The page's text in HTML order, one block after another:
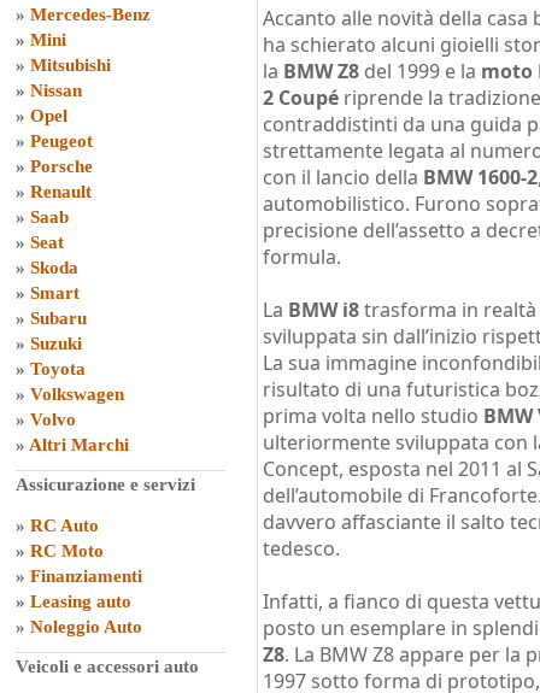
» Mercedes-Benz
» Mini
» Mitsubishi
» Nissan
» Opel
» Peugeot
» Porsche
» Renault
» Saab
» Seat
» Skoda
» Smart
» Subaru
» Suzuki
» Toyota
» Volkswagen
» Volvo
» Altri Marchi
Assicurazione e servizi
» RC Auto
» RC Moto
» Finanziamenti
» Leasing auto
» Noleggio Auto
Veicoli e accessori auto
Accanto alle novità della casa
ha schierato alcuni gioielli
la BMW Z8 del 1999 e la moto
2 Coupé riprende la
contraddistinti da una guida
strettamente legata al
con il lancio della BMW 1600-2
automobilistico. Furono
precisione dell’assetto a
formula.
La BMW i8trasforma in realtà
sviluppata sin dall’inizio
La sua immagine
risultato di una futuristica
prima volta nello studio
ulteriormente sviluppata con
Concept, esposta nel 2011 al
dell’automobile di
davvero affasciante il salto
tedesco.
Infatti, a fianco di questa
posto un esemplare in
Z8. La BMW Z8 appare per la
1997 sotto forma di